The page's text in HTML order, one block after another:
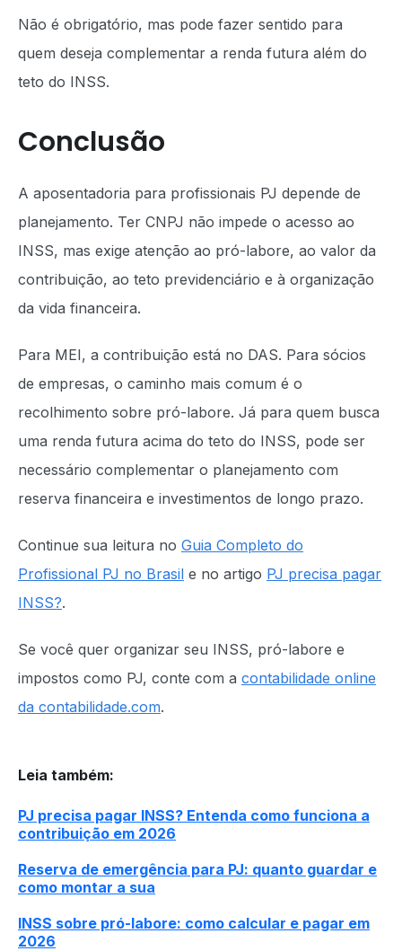
Não é obrigatório, mas pode fazer sentido para
quem deseja complementar a renda futura além do
teto do INSS.
Conclusão
A aposentadoria para profissionais PJ depende de
planejamento. Ter CNPJ não impede o acesso ao
INSS, mas exige atenção ao pró-labore, ao valor da
contribuição, ao teto previdenciário e à organização
da vida financeira.
Para MEI, a contribuição está no DAS. Para sócios
de empresas, o caminho mais comum é o
recolhimento sobre pró-labore. Já para quem busca
uma renda futura acima do teto do INSS, pode ser
necessário complementar o planejamento com
reserva financeira e investimentos de longo prazo.
Continue sua leitura no Guia Completo do
Profissional PJ no Brasil e no artigo PJ precisa pagar
INSS?.
Se você quer organizar seu INSS, pró-labore e
impostos como PJ, conte com a contabilidade online
da contabilidade.com.
Leia também:
PJ precisa pagar INSS? Entenda como funciona a
contribuição em 2026
Reserva de emergência para PJ: quanto guardar e
como montar a sua
INSS sobre pró-labore: como calcular e pagar em
2026